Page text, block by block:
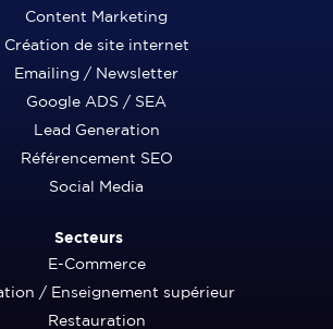
Content Marketing
Création de site internet
Emailing / Newsletter
Google ADS / SEA
Lead Generation
Référencement SEO
Social Media
Secteurs
E-Commerce
/ Enseignement supérieur
Restauration